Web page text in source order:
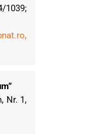
,
Nr. 1,